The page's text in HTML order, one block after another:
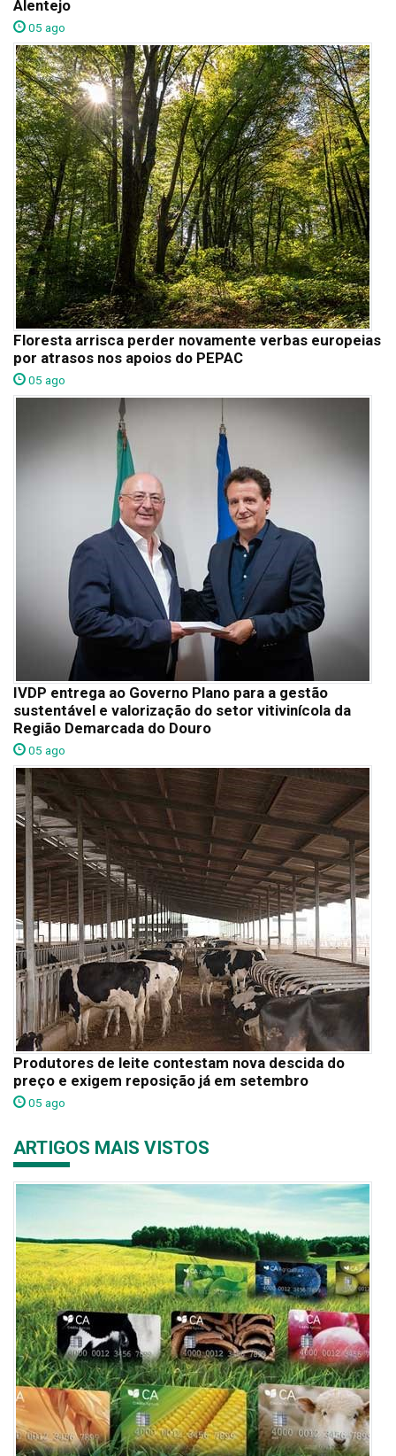
Alentejo
05 ago
Floresta arrisca perder novamente verbas europeias
por atrasos nos apoios do PEPAC
05 ago
IVDP entrega ao Governo Plano para a gestão
sustentável e valorização do setor vitivinícola da
Região Demarcada do Douro
05 ago
Produtores de leite contestam nova descida do
preço e exigem reposição já em setembro
05 ago
ARTIGOS MAIS VISTOS